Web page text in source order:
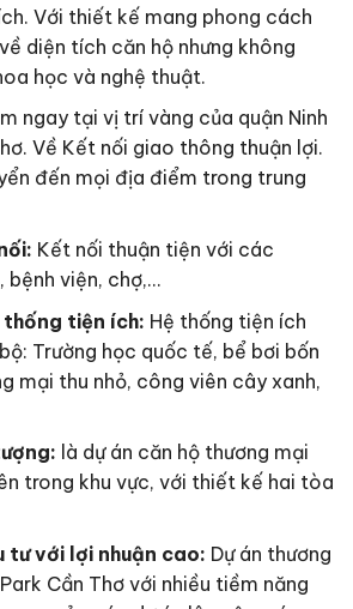
Với thiết kế mang phong cách
diện tích căn hộ nhưng không
học và nghệ thuật.
ngay tại vị trí vàng của quận Ninh
Về Kết nối giao thông thuận lợi.
đến mọi địa điểm trong trung
Kết nối thuận tiện với các
bệnh viện, chợ,…
tiện ích: Hệ thống tiện ích
Trường học quốc tế, bể bơi bốn
mại thu nhỏ, công viên cây xanh,
là dự án căn hộ thương mại
trong khu vực, với thiết kế hai tòa
tư với lợi nhuận cao: Dự án thương
Cần Thơ với nhiều tiềm năng